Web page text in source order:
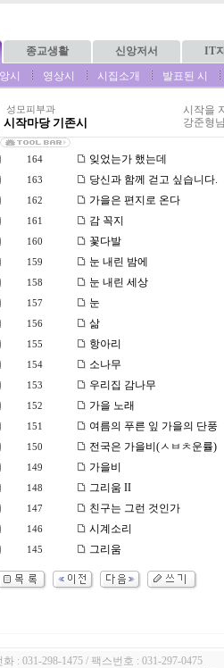
종교생활 신앙저서
IT
시 영상시 시집소개 발표된 시
성모피부과
시작마당 기존시
시작을
강준형
164 잊었는가 했는데
163 당신과 함께 걷고 싶습니다.
162 가을은 편지로 온다
161 감 꼭지
160 꽃다발
159 눈 내린 밤에
158 눈 내린 세상
157 눈
156 삶
155 항아리
154 소나무
153 우리집 감나무
152 가을 노래
151 여름의 푸른 잎 가을의 단풍
150 전국은 가을비(ㅅㅂㅊ운률)
149 가을비
148 그리움 II
147 친구는 그런 것인가
146 시계소리
145 그리움
: 031-298-1475 / 팩스번호 : 031-297-0475